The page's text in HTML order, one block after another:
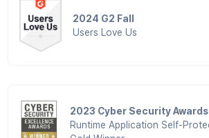
2024 G2 Fall
Users Love Us
2023 Cyber Security Awards
Runtime Application Self-